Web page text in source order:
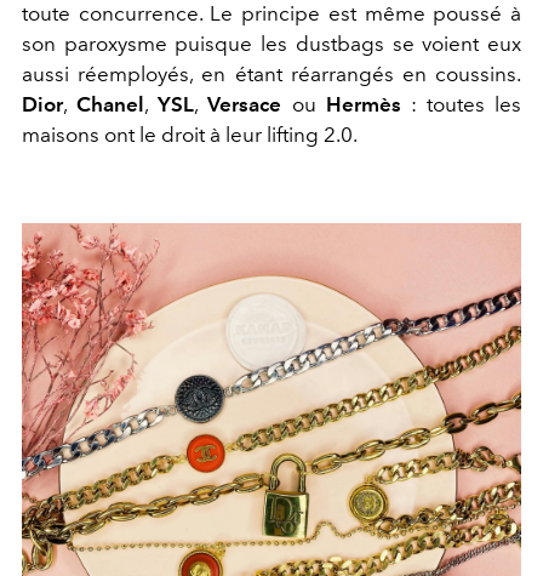
toute concurrence. Le principe est même poussé à
son paroxysme puisque les dustbags se voient eux
aussi réemployés, en étant réarrangés en coussins.
Dior,Chanel ,YSL,Versace ou Hermès : toutes les
maisons ont le droit à leur lifting 2.0.